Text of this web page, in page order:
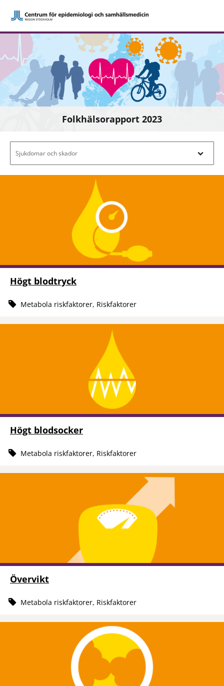
Folkhälsorapport 2023
Sjukdomar och skador
Högt blodtryck
Metabola riskfaktorer, Riskfaktorer
Högt blodsocker
Metabola riskfaktorer, Riskfaktorer
Övervikt
Metabola riskfaktorer, Riskfaktorer